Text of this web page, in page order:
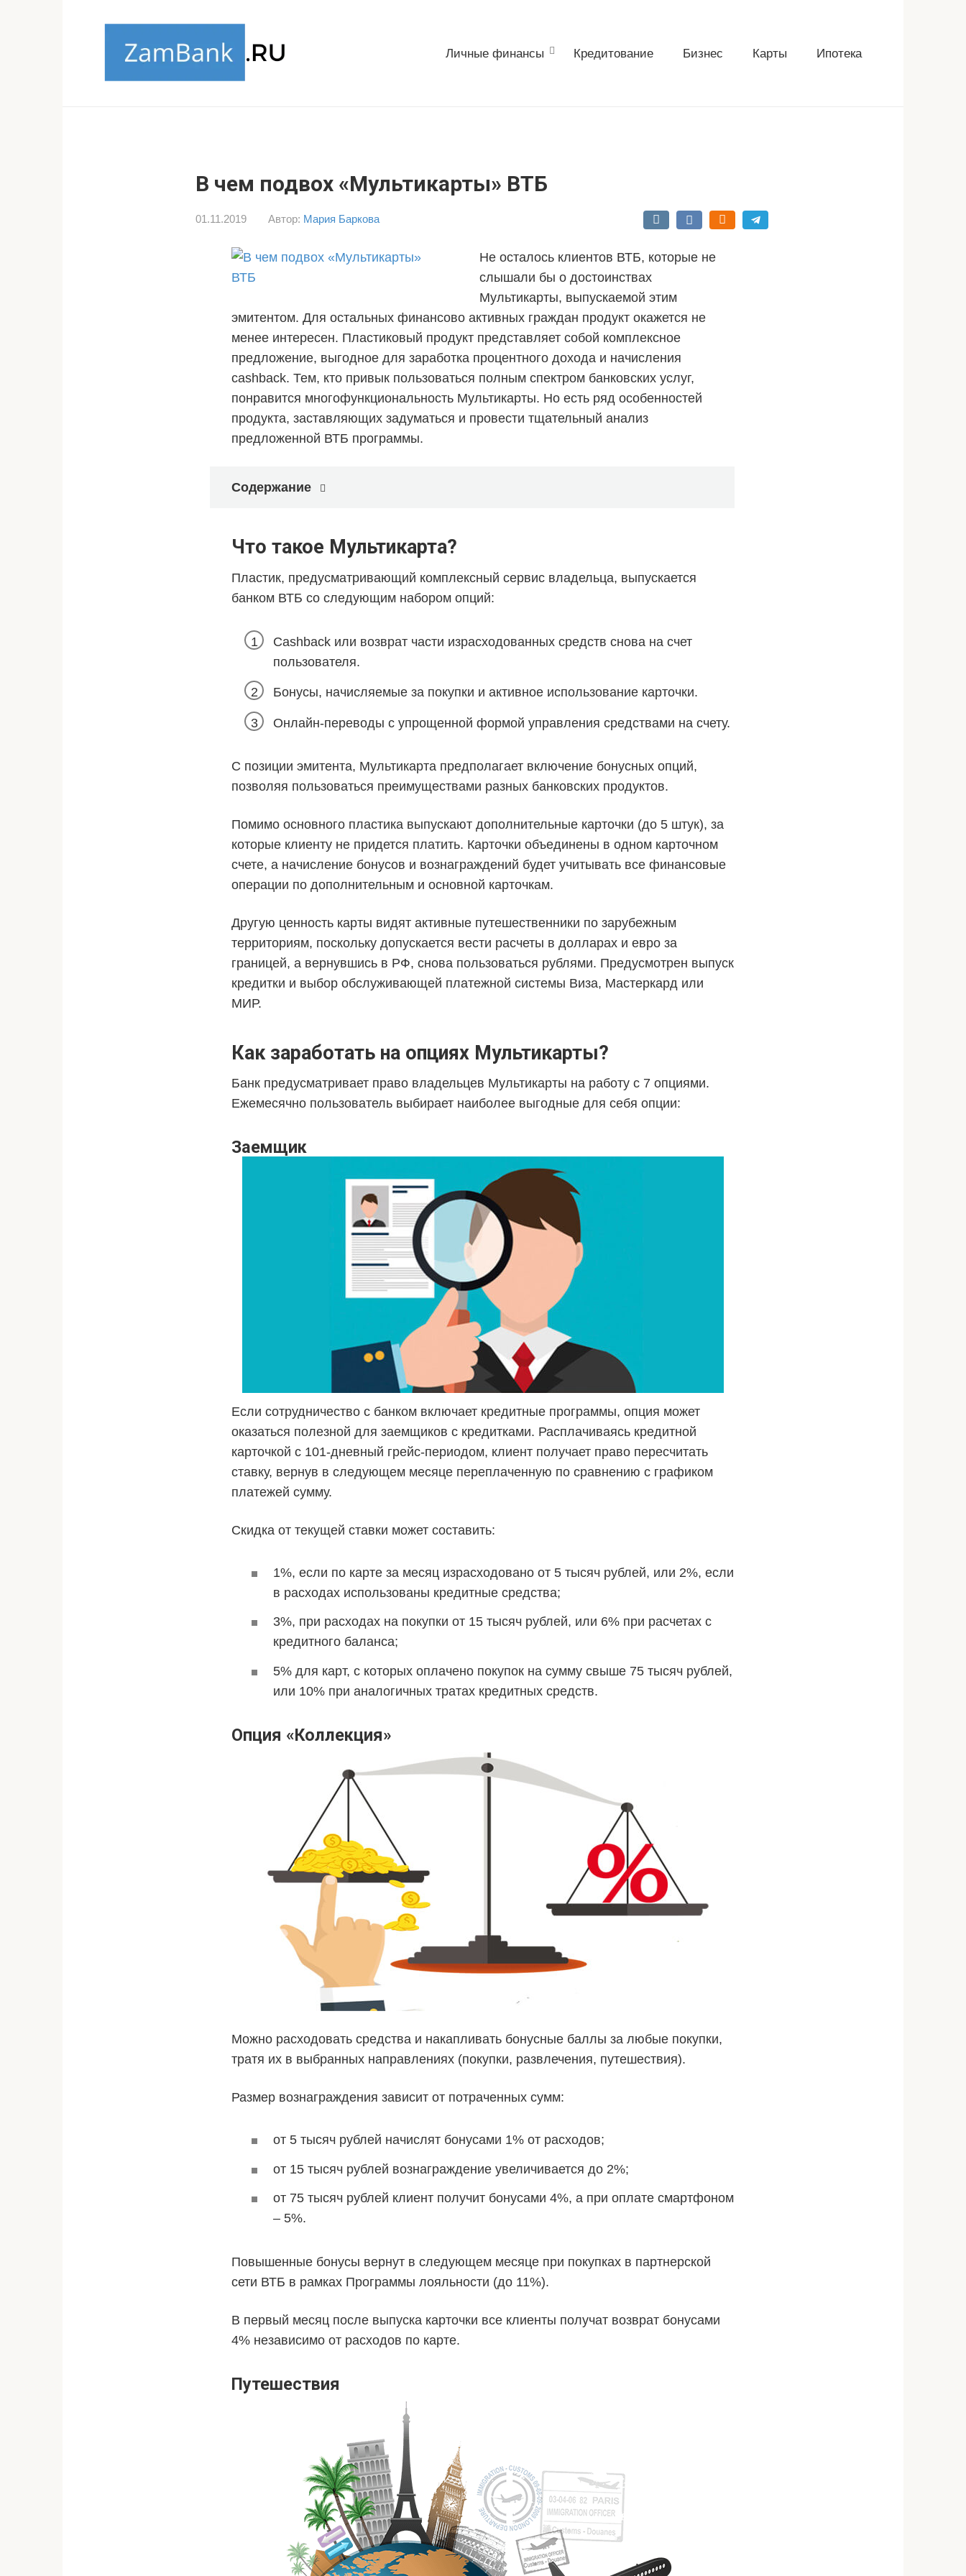
Личные финансы Кредитование Бизнес Карты Ипотека
В чем подвох «Мультикарты» ВТБ
01.11.2019 Автор: Мария Баркова
Не осталось клиентов ВТБ, которые не
слышали бы о достоинствах
Мультикарты, выпускаемой этим
эмитентом. Для остальных финансово активных граждан продукт окажется не
менее интересен. Пластиковый продукт представляет собой комплексное
предложение, выгодное для заработка процентного дохода и начисления
cashback. Тем, кто привык пользоваться полным спектром банковских услуг,
понравится многофункциональность Мультикарты. Но есть ряд особенностей
продукта, заставляющих задуматься и провести тщательный анализ
предложенной ВТБ программы.
Содержание
Что такое Мультикарта?
Пластик, предусматривающий комплексный сервис владельца, выпускается
банком ВТБ со следующим набором опций:
Cashback или возврат части израсходованных средств снова на счет
пользователя.
Бонусы, начисляемые за покупки и активное использование карточки.
Онлайн-переводы с упрощенной формой управления средствами на счету.
С позиции эмитента, Мультикарта предполагает включение бонусных опций,
позволяя пользоваться преимуществами разных банковских продуктов.
Помимо основного пластика выпускают дополнительные карточки (до 5 штук), за
которые клиенту не придется платить. Карточки объединены в одном карточном
счете, а начисление бонусов и вознаграждений будет учитывать все финансовые
операции по дополнительным и основной карточкам.
Другую ценность карты видят активные путешественники по зарубежным
территориям, поскольку допускается вести расчеты в долларах и евро за
границей, а вернувшись в РФ, снова пользоваться рублями. Предусмотрен выпуск
кредитки и выбор обслуживающей платежной системы Виза, Мастеркард или
МИР.
Как заработать на опциях Мультикарты?
Банк предусматривает право владельцев Мультикарты на работу с 7 опциями.
Ежемесячно пользователь выбирает наиболее выгодные для себя опции:
Заемщик
Если сотрудничество с банком включает кредитные программы, опция может
оказаться полезной для заемщиков с кредитками. Расплачиваясь кредитной
карточкой с 101-дневный грейс-периодом, клиент получает право пересчитать
ставку, вернув в следующем месяце переплаченную по сравнению с графиком
платежей сумму.
Скидка от текущей ставки может составить:
1%, если по карте за месяц израсходовано от 5 тысяч рублей, или 2%, если
в расходах использованы кредитные средства;
3%, при расходах на покупки от 15 тысяч рублей, или 6% при расчетах с
кредитного баланса;
5% для карт, с которых оплачено покупок на сумму свыше 75 тысяч рублей,
или 10% при аналогичных тратах кредитных средств.
Опция «Коллекция»
Можно расходовать средства и накапливать бонусные баллы за любые покупки,
тратя их в выбранных направлениях (покупки, развлечения, путешествия).
Размер вознаграждения зависит от потраченных сумм:
от 5 тысяч рублей начислят бонусами 1% от расходов;
от 15 тысяч рублей вознаграждение увеличивается до 2%;
от 75 тысяч рублей клиент получит бонусами 4%, а при оплате смартфоном
– 5%.
Повышенные бонусы вернут в следующем месяце при покупках в партнерской
сети ВТБ в рамках Программы лояльности (до 11%).
В первый месяц после выпуска карточки все клиенты получат возврат бонусами
4% независимо от расходов по карте.
Путешествия